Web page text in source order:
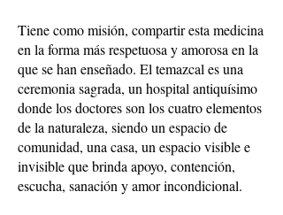
Tiene como misión, compartir esta medicina
en la forma más respetuosa y amorosa en la
que se han enseñado. El temazcal es una
ceremonia sagrada, un hospital antiquísimo
donde los doctores son los cuatro elementos
de la naturaleza, siendo un espacio de
comunidad, una casa, un espacio visible e
invisible que brinda apoyo, contención,
escucha, sanación y amor incondicional.